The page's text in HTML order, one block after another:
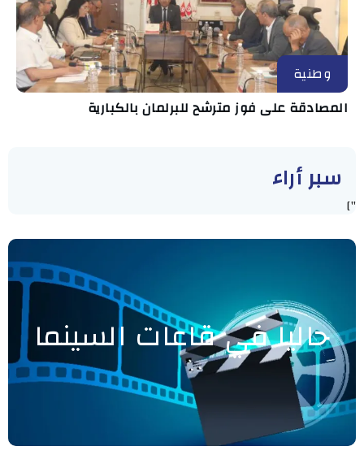
وطنية
المصادقة على فوز مترشح للبرلمان بالكبارية
سبر أراء
"]
حاليا في قاعات السينما